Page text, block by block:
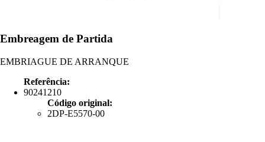
Embreagem de Partida
EMBRIAGUE DE ARRANQUE
Referência:
90241210
Código original:
2DP-E5570-00